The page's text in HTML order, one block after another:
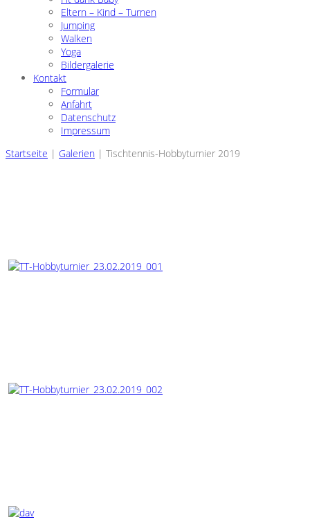
Eltern – Kind – Turnen
Jumping
Walken
Yoga
Bildergalerie
Kontakt
Formular
Anfahrt
Datenschutz
Impressum
Startseite | Galerien | Tischtennis-Hobbyturnier 2019